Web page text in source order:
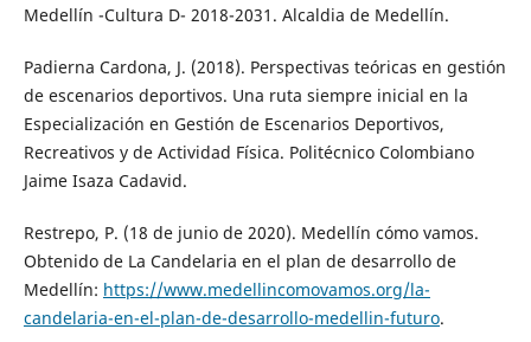
Medellín -Cultura D- 2018-2031. Alcaldia de Medellín.
Padierna Cardona, J. (2018). Perspectivas teóricas en gestión
de escenarios deportivos. Una ruta siempre inicial en la
Especialización en Gestión de Escenarios Deportivos,
Recreativos y de Actividad Física. Politécnico Colombiano
Jaime Isaza Cadavid.
Restrepo, P. (18 de junio de 2020). Medellín cómo vamos.
Obtenido de La Candelaria en el plan de desarrollo de
Medellín: https://www.medellincomovamos.org/la-
candelaria-en-el-plan-de-desarrollo-medellin-futuro.